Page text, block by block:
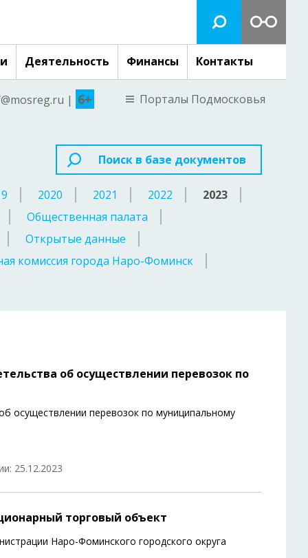
Деятельность Финансы Контакты
| 6+ Порталы Подмосковья
Поиск в базе документов
2020 2021 2022
2023
Общественная палата
Открытые данные
комиссия города Наро-Фоминск
об осуществлении перевозок по
осуществлении перевозок по муниципальному
25.12.2023
торговый объект
Наро-Фоминского городского округа